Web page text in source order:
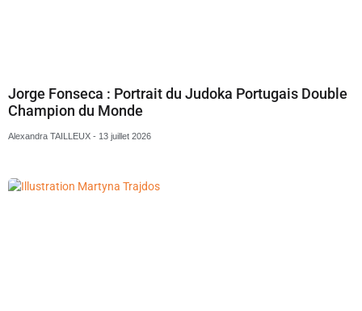
Jorge Fonseca : Portrait du Judoka Portugais Double
Champion du Monde
Alexandra TAILLEUX 13 juillet 2026